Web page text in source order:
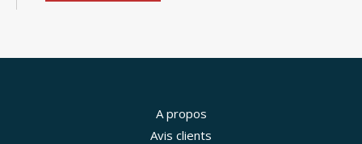
A propos
Avis clients